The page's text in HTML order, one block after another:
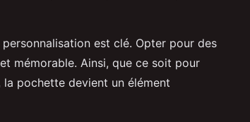
est clé. Opter pour des
mémorable. Ainsi, que ce soit pour
la pochette devient un élément